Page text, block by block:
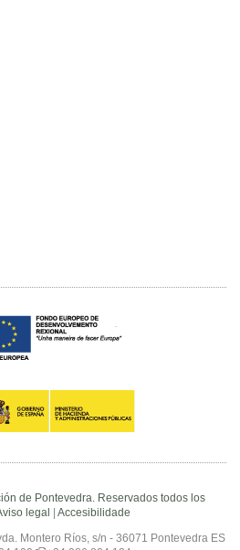
de Pontevedra. Reservados todos los
legal Accesibilidade
Montero Ríos, s/n - 36071 Pontevedra ES